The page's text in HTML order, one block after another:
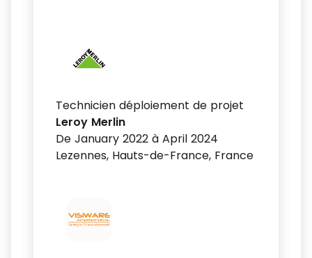
Technicien déploiement de projet
Leroy Merlin
De January 2022 à April 2024
Lezennes, Hauts-de-France, France